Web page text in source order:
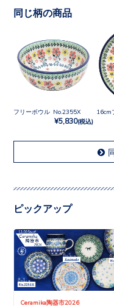
同じ柄の商品
フリーボウル No.2355X
¥5,830(税込)
16cm
ピックアップ
Ceramika陶器市2026